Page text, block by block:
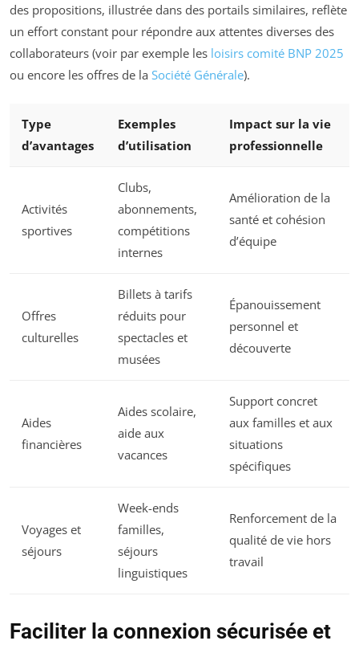
des propositions, illustrée dans des portails similaires, reflète
un effort constant pour répondre aux attentes diverses des
collaborateurs (voir par exemple les loisirs comité BNP 2025
ou encore les offres de la Société Générale).
Type
d’avantages
Exemples
d’utilisation
Impact sur la vie
professionnelle
Activités
sportives
Clubs,
abonnements,
compétitions
internes
Amélioration de la
santé et cohésion
d’équipe
Offres
culturelles
Billets à tarifs
réduits pour
spectacles et
musées
Épanouissement
personnel et
découverte
Aides
financières
Aides scolaire,
aide aux
vacances
Support concret
aux familles et aux
situations
spécifiques
Voyages et
séjours
Week-ends
familles,
séjours
linguistiques
Renforcement de la
qualité de vie hors
travail
Faciliter la connexion sécurisée et